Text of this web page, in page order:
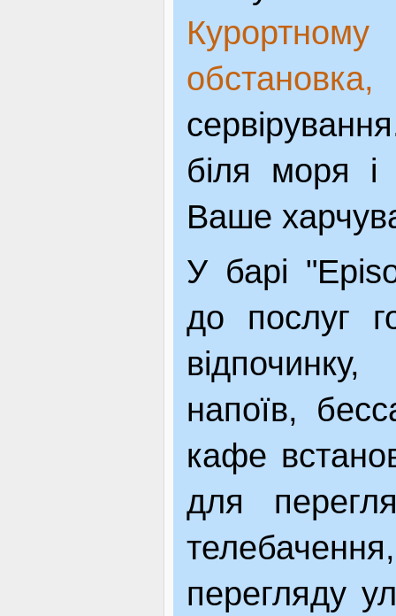
біля моря
Ваше
У барі
до послуг
напоїв,
кафе
для
перегляду